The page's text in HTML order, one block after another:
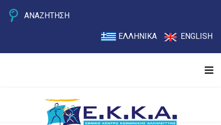
ΑΝΑΖΗΤΗΣΗ
ΕΛΛΗΝΙΚΑ ENGLISH